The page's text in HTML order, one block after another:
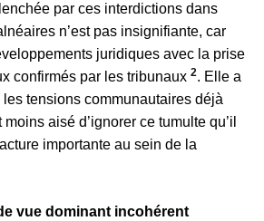
par ces interdictions dans
n’est pas insignifiante, car
juridiques avec la prise
confirmés par les tribunaux 2. Elle a
tensions communautaires déjà
aisé d’ignorer ce tumulte qu’il
importante au sein de la
vue dominant incohérent